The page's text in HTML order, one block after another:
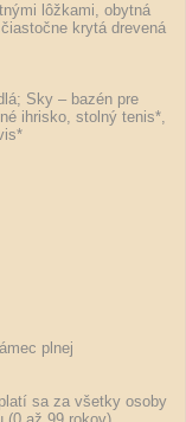
lôžkami, obytná
krytá drevená
Sky – bazén pre
ihrisko, stolný tenis*,
plnej
sa za všetky osoby